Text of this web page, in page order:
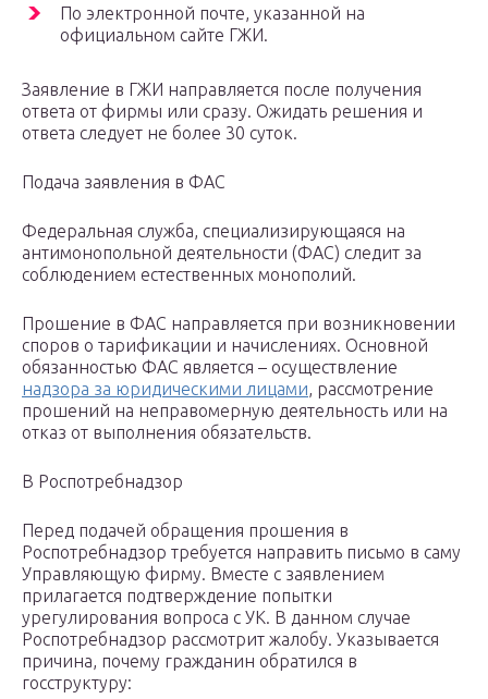
По электронной почте, указанной на
официальном сайте ГЖИ.
Заявление в ГЖИ направляется после получения
ответа от фирмы или сразу. Ожидать решения и
ответа следует не более 30 суток.
Подача заявления в ФАС
Федеральная служба, специализирующаяся на
антимонопольной деятельности (ФАС) следит за
соблюдением естественных монополий.
Прошение в ФАС направляется при возникновении
споров о тарификации и начислениях. Основной
обязанностью ФАС является – осуществление
надзора за юридическими лицами, рассмотрение
прошений на неправомерную деятельность или на
отказ от выполнения обязательств.
В Роспотребнадзор
Перед подачей обращения прошения в
Роспотребнадзор требуется направить письмо в саму
Управляющую фирму. Вместе с заявлением
прилагается подтверждение попытки
урегулирования вопроса с УК. В данном случае
Роспотребнадзор рассмотрит жалобу. Указывается
причина, почему гражданин обратился в
госструктуру: